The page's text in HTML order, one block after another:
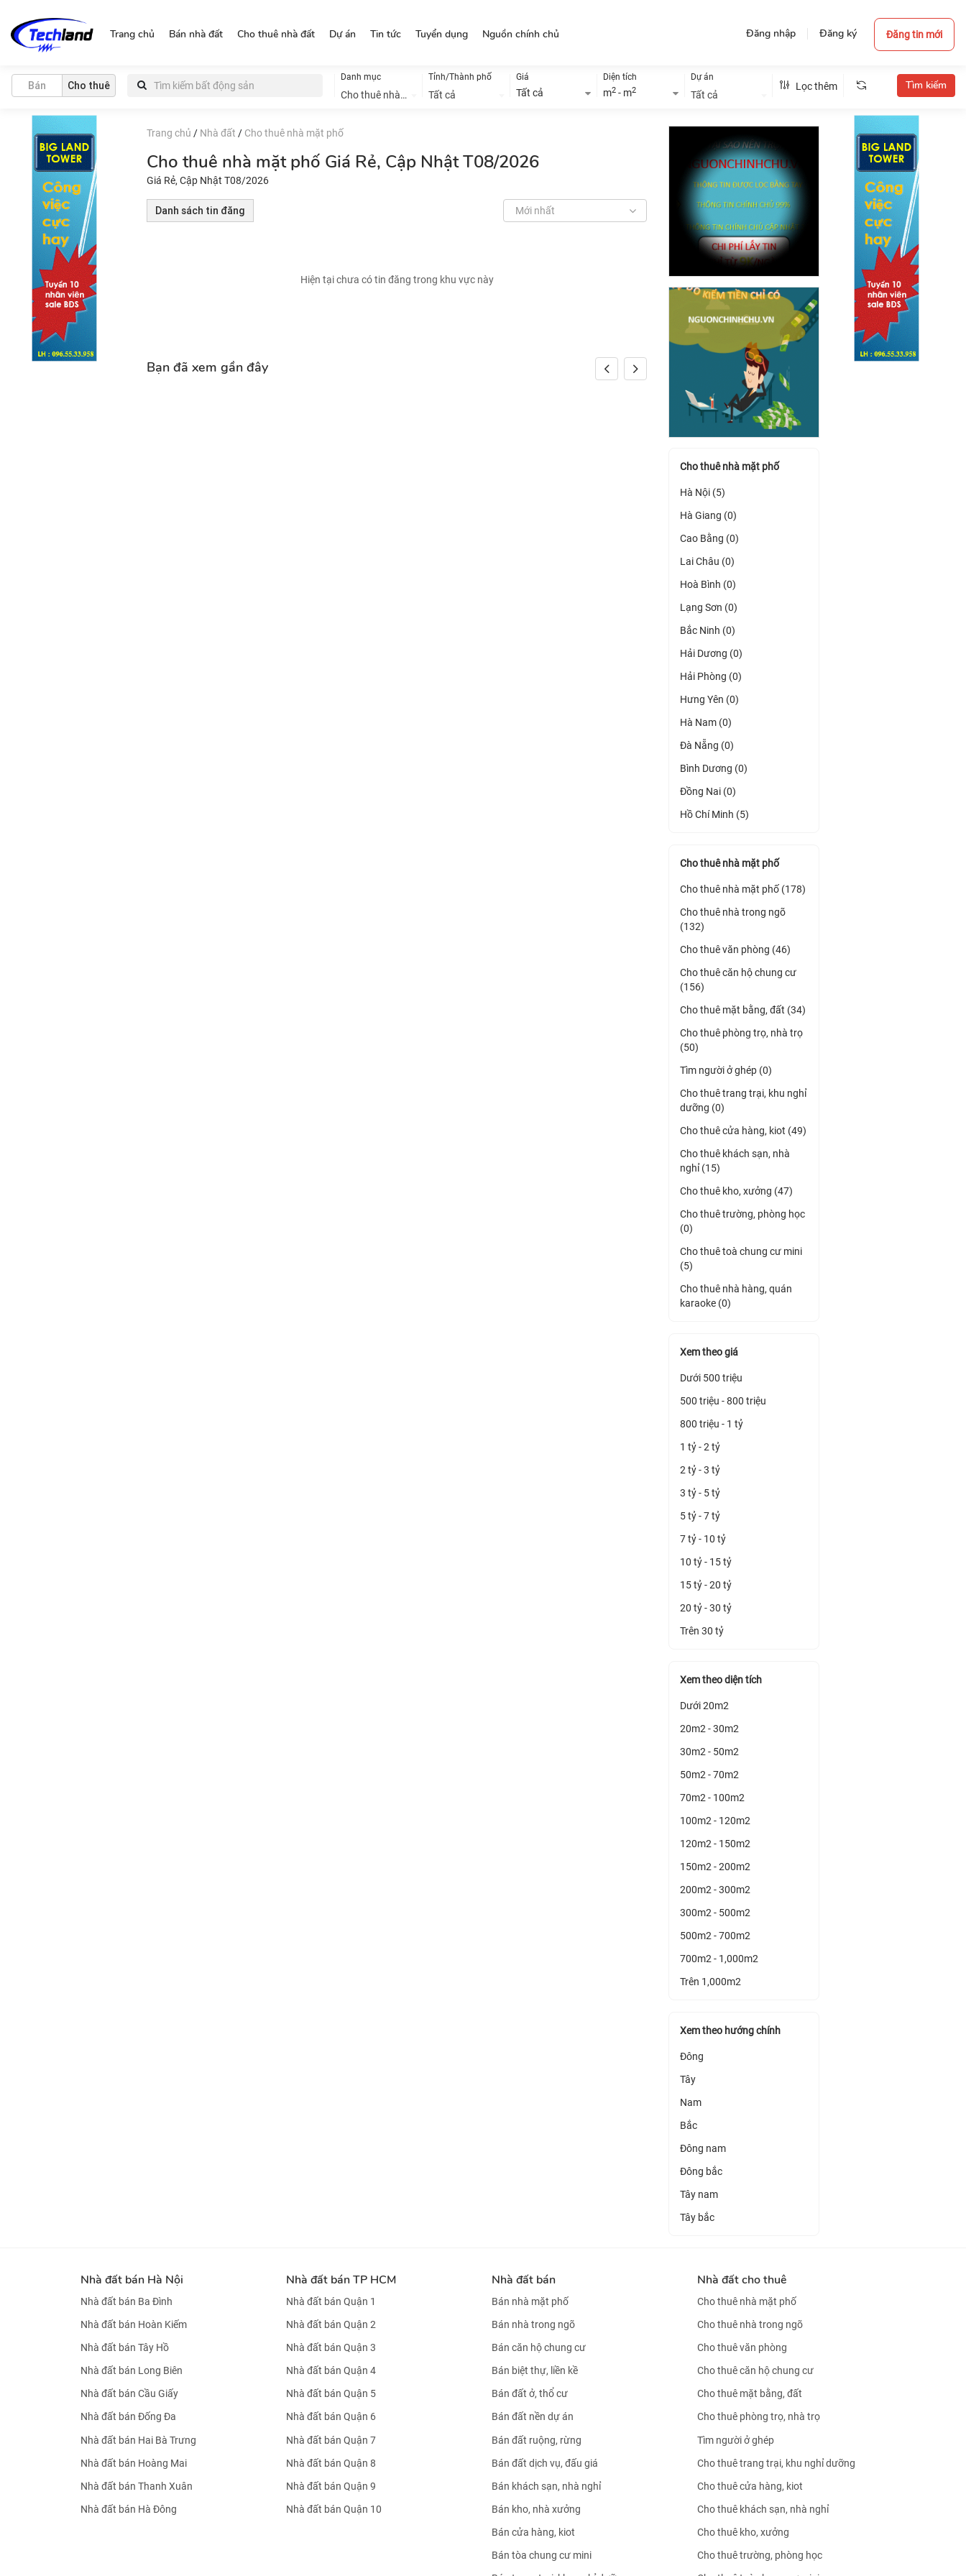
Đăng nhập Đăng ký Đăng tin mới
Trang chủ Bán nhà đất Cho thuê nhà đất Dự án Tin tức Tuyển dụng Nguồn chính chủ
Bán Cho thuê
Danh mục
Cho thuê nhà đất
Tỉnh/Thành phố
Tất cả
Giá
Tất cả
Diện tích
m2 - m2
Dự án
Tất cả
Lọc thêm
Trang chủ / Nhà đất / Cho thuê nhà mặt phố
Cho thuê nhà mặt phố Giá Rẻ, Cập Nhật T08/2026
Giá Rẻ, Cập Nhật T08/2026
Danh sách tin đăng Mới nhất
Hiện tại chưa có tin đăng trong khu vực này
Bạn đã xem gần đây
Cho thuê nhà mặt phố
Hà Nội (5)
Hà Giang (0)
Cao Bằng (0)
Lai Châu (0)
Hoà Bình (0)
Lạng Sơn (0)
Bắc Ninh (0)
Hải Dương (0)
Hải Phòng (0)
Hưng Yên (0)
Hà Nam (0)
Đà Nẵng (0)
Bình Dương (0)
Đồng Nai (0)
Hồ Chí Minh (5)
Cho thuê nhà mặt phố
Cho thuê nhà mặt phố (178)
Cho thuê nhà trong ngõ
(132)
Cho thuê văn phòng (46)
Cho thuê căn hộ chung cư
(156)
Cho thuê mặt bằng, đất (34)
Cho thuê phòng trọ, nhà trọ
(50)
Tìm người ở ghép (0)
Cho thuê trang trại, khu nghỉ
dưỡng (0)
Cho thuê cửa hàng, kiot (49)
Cho thuê khách sạn, nhà
nghỉ (15)
Cho thuê kho, xưởng (47)
Cho thuê trường, phòng học
(0)
Cho thuê toà chung cư mini
(5)
Cho thuê nhà hàng, quán
karaoke (0)
Xem theo giá
Dưới 500 triệu
500 triệu - 800 triệu
800 triệu - 1 tỷ
1 tỷ - 2 tỷ
2 tỷ - 3 tỷ
3 tỷ - 5 tỷ
5 tỷ - 7 tỷ
7 tỷ - 10 tỷ
10 tỷ - 15 tỷ
15 tỷ - 20 tỷ
20 tỷ - 30 tỷ
Trên 30 tỷ
Xem theo diện tích
Dưới 20m2
20m2 - 30m2
30m2 - 50m2
50m2 - 70m2
70m2 - 100m2
100m2 - 120m2
120m2 - 150m2
150m2 - 200m2
200m2 - 300m2
300m2 - 500m2
500m2 - 700m2
700m2 - 1,000m2
Trên 1,000m2
Xem theo hướng chính
Đông
Tây
Nam
Bắc
Đông nam
Đông bắc
Tây nam
Tây bắc
Nhà đất bán Hà Nội
Nhà đất bán Ba Đình
Nhà đất bán Hoàn Kiếm
Nhà đất bán Tây Hồ
Nhà đất bán Long Biên
Nhà đất bán Cầu Giấy
Nhà đất bán Đống Đa
Nhà đất bán Hai Bà Trưng
Nhà đất bán Hoàng Mai
Nhà đất bán Thanh Xuân
Nhà đất bán Hà Đông
Nhà đất bán TP HCM
Nhà đất bán Quận 1
Nhà đất bán Quận 2
Nhà đất bán Quận 3
Nhà đất bán Quận 4
Nhà đất bán Quận 5
Nhà đất bán Quận 6
Nhà đất bán Quận 7
Nhà đất bán Quận 8
Nhà đất bán Quận 9
Nhà đất bán Quận 10
Nhà đất bán
Bán nhà mặt phố
Bán nhà trong ngõ
Bán căn hộ chung cư
Bán biệt thự, liền kề
Bán đất ở, thổ cư
Bán đất nền dự án
Bán đất ruộng, rừng
Bán đất dịch vụ, đấu giá
Bán khách sạn, nhà nghỉ
Bán kho, nhà xưởng
Bán cửa hàng, kiot
Bán tòa chung cư mini
Nhà đất cho thuê
Cho thuê nhà mặt phố
Cho thuê nhà trong ngõ
Cho thuê văn phòng
Cho thuê căn hộ chung cư
Cho thuê mặt bằng, đất
Cho thuê phòng trọ, nhà trọ
Tìm người ở ghép
Cho thuê trang trại, khu nghỉ dưỡng
Cho thuê cửa hàng, kiot
Cho thuê khách sạn, nhà nghỉ
Cho thuê kho, xưởng
Cho thuê trường, phòng học